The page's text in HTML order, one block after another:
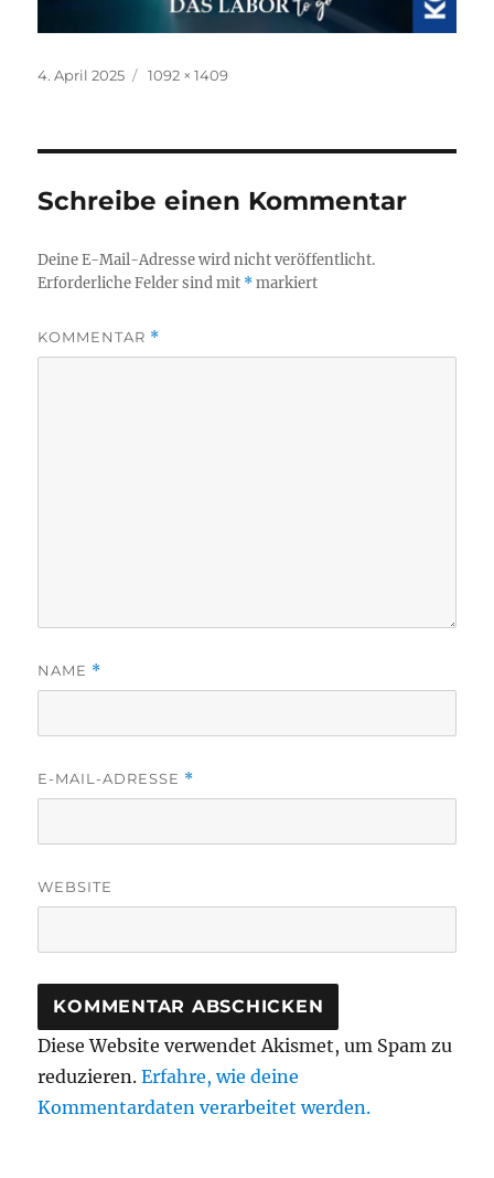
Veröffentlicht
4. April 2025 Originalgröße
1092 × 1409
Schreibe einen Kommentar
Deine E-Mail-Adresse wird nicht veröffentlicht.
Erforderliche Felder sind mit *markiert
KOMMENTAR *
NAME *
E-MAIL-ADRESSE *
WEBSITE
Diese Website verwendet Akismet, um Spam zu
reduzieren.Erfahre, wie deine
Kommentardaten verarbeitet werden.